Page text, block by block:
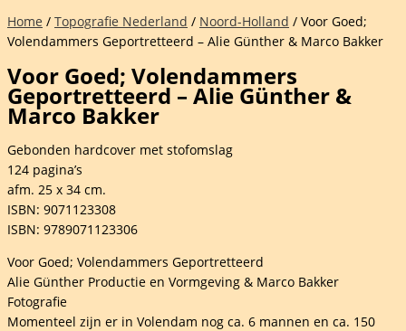
Home / Topografie Nederland / Noord-Holland / Voor Goed;
Volendammers Geportretteerd – Alie Günther & Marco Bakker
Voor Goed; Volendammers
Geportretteerd – Alie Günther &
Marco Bakker
Gebonden hardcover met stofomslag
124 pagina’s
afm. 25 x 34 cm.
ISBN: 9071123308
ISBN: 9789071123306
Voor Goed; Volendammers Geportretteerd
Alie Günther Productie en Vormgeving & Marco Bakker
Fotografie
Momenteel zijn er in Volendam nog ca. 6 mannen en ca. 150